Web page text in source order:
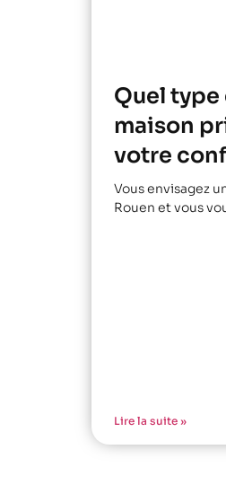
Quel type
maison
votre
Vous envisagez
Rouen et vous
Lire la suite »